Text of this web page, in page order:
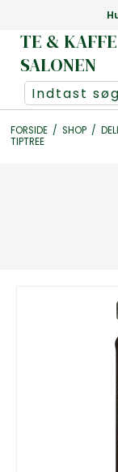
TE & KAFFE
SALONEN
FORSIDE / SHOP /
TIPTREE